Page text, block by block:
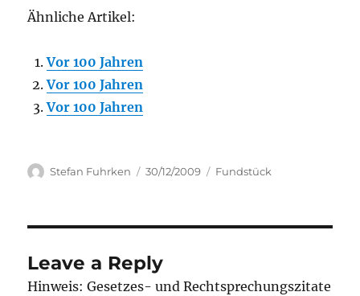
Ähnliche Artikel:
Vor 100 Jahren
Vor 100 Jahren
Vor 100 Jahren
Author
Stefan Fuhrken
Posted
30/12/2009 Categories
Fundstück
Leave a Reply
Hinweis: Gesetzes- und Rechtsprechungszitate